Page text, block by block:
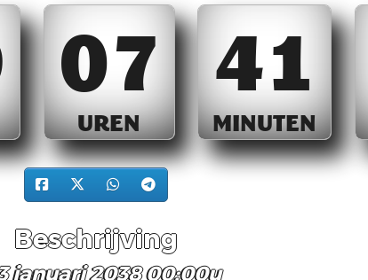
07
UREN
41
MINUTEN
Beschrijving
januari 2038 00:00u